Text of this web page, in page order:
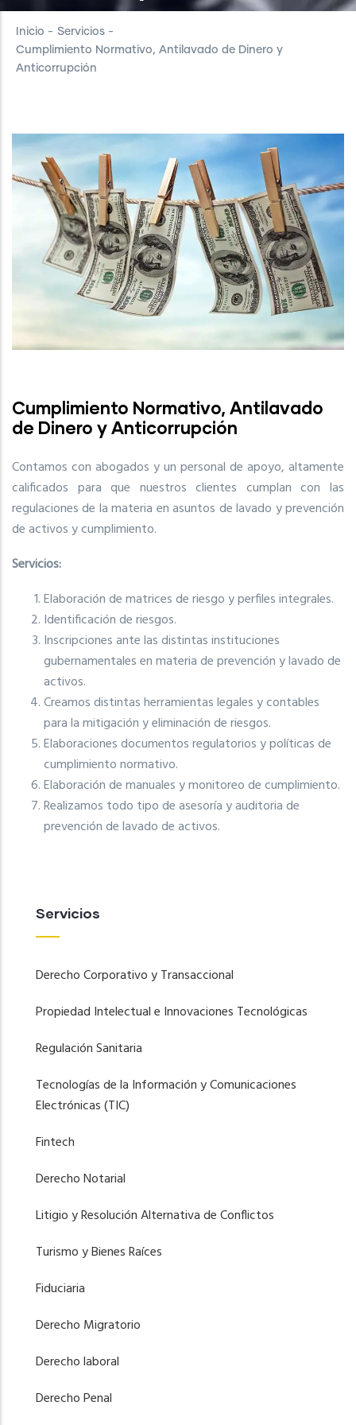
Inicio - Servicios -
Cumplimiento Normativo, Antilavado de Dinero y
Anticorrupción
Cumplimiento Normativo, Antilavado
de Dinero y Anticorrupción
Contamos con abogados y un personal de apoyo, altamente
calificados para que nuestros clientes cumplan con las
regulaciones de la materia en asuntos de lavado y prevención
de activos y cumplimiento.
Servicios:
Elaboración de matrices de riesgo y perfiles integrales.
Identificación de riesgos.
Inscripciones ante las distintas instituciones
gubernamentales en materia de prevención y lavado de
activos.
Creamos distintas herramientas legales y contables
para la mitigación y eliminación de riesgos.
Elaboraciones documentos regulatorios y políticas de
cumplimiento normativo.
Elaboración de manuales y monitoreo de cumplimiento.
Realizamos todo tipo de asesoría y auditoria de
prevención de lavado de activos.
Servicios
Derecho Corporativo y Transaccional
Propiedad Intelectual e Innovaciones Tecnológicas
Regulación Sanitaria
Tecnologías de la Información y Comunicaciones
Electrónicas (TIC)
Fintech
Derecho Notarial
Litigio y Resolución Alternativa de Conflictos
Turismo y Bienes Raíces
Fiduciaria
Derecho Migratorio
Derecho laboral
Derecho Penal